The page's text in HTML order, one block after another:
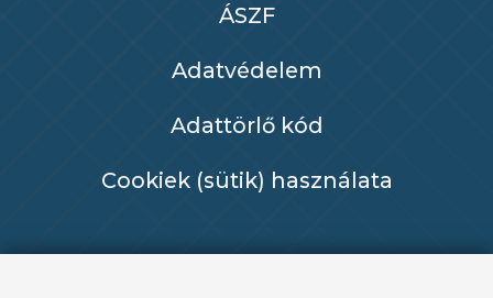
ÁSZF
Adatvédelem
Adattörlő kód
Cookiek (sütik) használata